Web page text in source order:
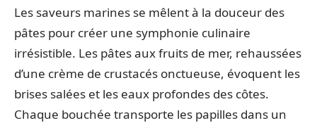
Les saveurs marines se mêlent à la douceur des
pâtes pour créer une symphonie culinaire
irrésistible. Les pâtes aux fruits de mer, rehaussées
d’une crème de crustacés onctueuse, évoquent les
brises salées et les eaux profondes des côtes.
Chaque bouchée transporte les papilles dans un